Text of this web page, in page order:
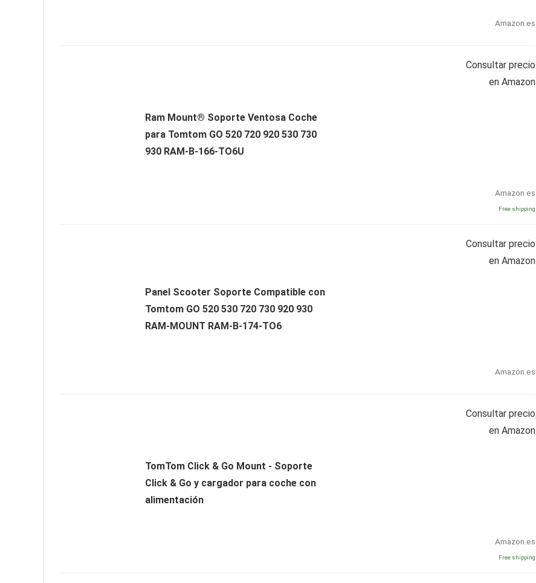
Amazon.es
Ram Mount® Soporte Ventosa Coche
para Tomtom GO 520 720 920 530 730
930 RAM-B-166-TO6U
Consultar precio
en Amazon
Amazon.es
Free shipping
Panel Scooter Soporte Compatible con
Tomtom GO 520 530 720 730 920 930
RAM-MOUNT RAM-B-174-TO6
Consultar precio
en Amazon
Amazon.es
TomTom Click & Go Mount - Soporte
Click & Go y cargador para coche con
alimentación
Consultar precio
en Amazon
Amazon.es
Free shipping